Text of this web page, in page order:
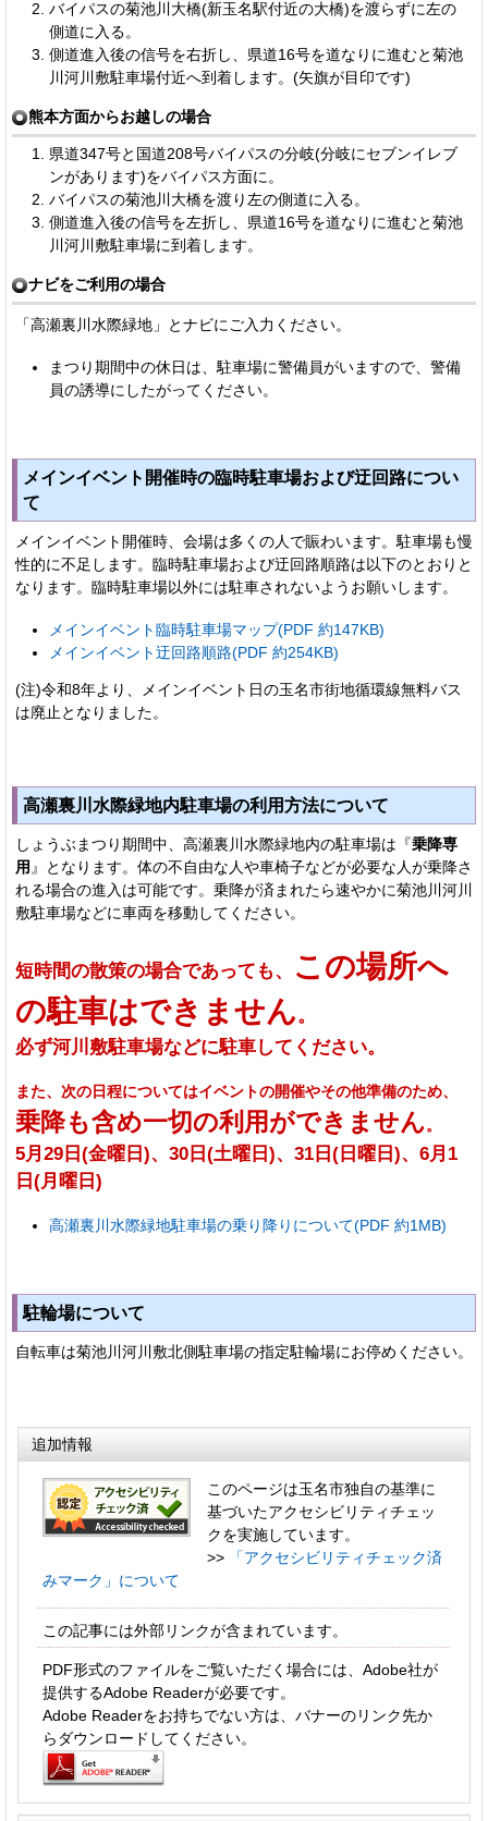
バイパスの菊池川大橋(新玉名駅付近の大橋)を渡らずに左の
側道に入る。
側道進入後の信号を右折し、県道16号を道なりに進むと菊池
川河川敷駐車場付近へ到着します。(矢旗が目印です)
熊本方面からお越しの場合
県道347号と国道208号バイパスの分岐(分岐にセブンイレブ
ンがあります)をバイパス方面に。
バイパスの菊池川大橋を渡り左の側道に入る。
側道進入後の信号を左折し、県道16号を道なりに進むと菊池
川河川敷駐車場に到着します。
ナビをご利用の場合
「高瀬裏川水際緑地」とナビにご入力ください。
まつり期間中の休日は、駐車場に警備員がいますので、警備
員の誘導にしたがってください。
メインイベント開催時の臨時駐車場および迂回路につい
て
メインイベント開催時、会場は多くの人で賑わいます。駐車場も慢
性的に不足します。臨時駐車場および迂回路順路は以下のとおりと
なります。臨時駐車場以外には駐車されないようお願いします。
メインイベント臨時駐車場マップ(PDF 約147KB)
メインイベント迂回路順路(PDF 約254KB)
(注)令和8年より、メインイベント日の玉名市街地循環線無料バス
は廃止となりました。
高瀬裏川水際緑地内駐車場の利用方法について
しょうぶまつり期間中、高瀬裏川水際緑地内の駐車場は『乗降専
用 』となります。体の不自由な人や車椅子などが必要な人が乗降さ
れる場合の進入は可能です。乗降が済まれたら速やかに菊池川河川
敷駐車場などに車両を移動してください。
短時間の散策の場合であっても、
この場所へ
の駐車はできません 。
必ず河川敷駐車場などに駐車してください。
また、次の日程についてはイベントの開催やその他準備のため、
乗降も含め一切の利用ができません。
5月29日(金曜日)、30日(土曜日)、31日(日曜日)、6月1
日(月曜日)
高瀬裏川水際緑地駐車場の乗り降りについて(PDF 約1MB)
駐輪場について
自転車は菊池川河川敷北側駐車場の指定駐輪場にお停めください。
追加情報
このページは玉名市独自の基準に
基づいたアクセシビリティチェッ
クを実施しています。
>>
「アクセシビリティチェック済
みマーク」について
この記事には外部リンクが含まれています。
PDF形式のファイルをご覧いただく場合には、Adobe社が
提供するAdobe Readerが必要です。
Adobe Readerをお持ちでない方は、バナーのリンク先か
らダウンロードしてください。